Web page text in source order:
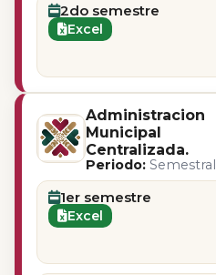
2do semestre
Excel
Administracion
Municipal
Centralizada.
Periodo: Semestral
1er semestre
Excel